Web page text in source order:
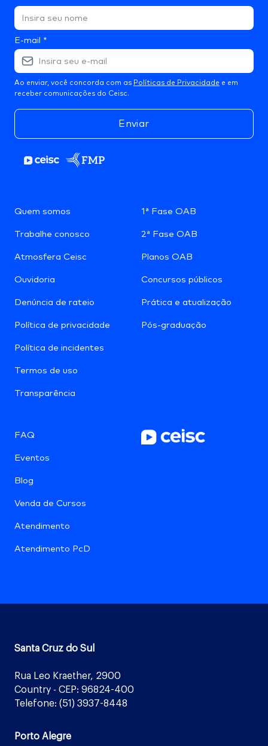
Quem somos
Trabalhe conosco
Atmosfera Ceisc
Ouvidoria
Denúncia de rateio
Política de privacidade
Política de incidentes
Termos de uso
Transparência
1ª Fase OAB
2ª Fase OAB
Planos OAB
Concursos públicos
Prática e atualização
Pós-graduação
FAQ
Eventos
Blog
Venda de Cursos
Atendimento
Atendimento PcD
E-mail *
Ao enviar, você concorda com as Políticas de Privacidade e em
receber comunicações do Ceisc.
Enviar
Santa Cruz do Sul
Rua Leo Kraether, 2900
Country - CEP: 96824-400
Telefone: (51) 3937-8448
Porto Alegre